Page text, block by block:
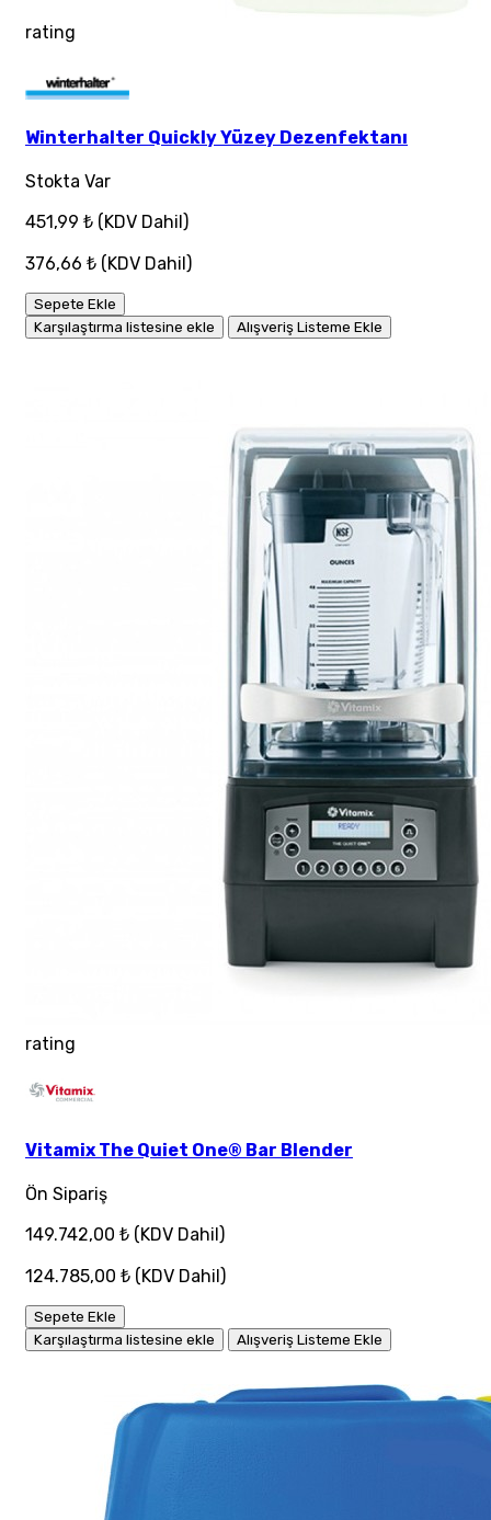
rating
Winterhalter Quickly Yüzey Dezenfektanı
Stokta Var
451,99 ₺ (KDV Dahil)
376,66 ₺ (KDV Dahil)
Sepete Ekle
Karşılaştırma listesine ekle
Alışveriş Listeme Ekle
rating
Vitamix The Quiet One® Bar Blender
Ön Sipariş
149.742,00 ₺ (KDV Dahil)
124.785,00 ₺ (KDV Dahil)
Sepete Ekle
Karşılaştırma listesine ekle
Alışveriş Listeme Ekle